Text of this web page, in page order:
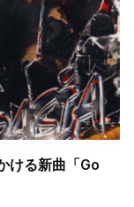
ける新曲「Go